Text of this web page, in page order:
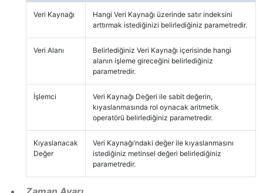
Veri Kaynağı
Hangi Veri Kaynağı üzerinde satır indeksini
arttırmak istediğinizi belirlediğiniz parametredir.
Veri Alanı
Belirlediğiniz Veri Kaynağı içerisinde hangi
alanın işleme gireceğini belirlediğiniz
parametredir.
İşlemci
Veri Kaynağı Değeri ile sabit değerin,
kıyaslanmasında rol oynacak aritmetik
operatörü belirlediğiniz parametredir.
Kıyaslanacak
Değer
Veri Kaynağı’ndaki değer ile kıyaslanmasını
istediğiniz metinsel değeri belirlediğiniz
parametredir.